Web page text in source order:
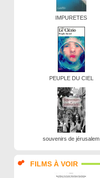
IMPURETES
PEUPLE DU CIEL
souvenirs de jérusalem
FILMS À VOIR